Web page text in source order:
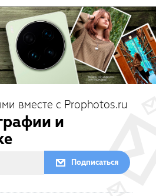
вместе с Prophotos.ru
и
Подписаться